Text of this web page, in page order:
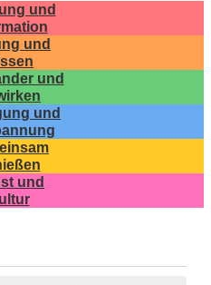
und
und
und
und
und